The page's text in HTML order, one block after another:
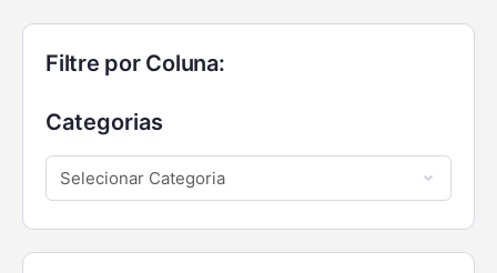
Filtre por Coluna:
Categorias